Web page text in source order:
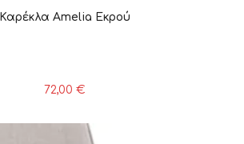
Καρέκλα Amelia Εκρού
72,00 €